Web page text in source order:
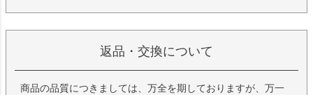
返品・交換について
商品の品質につきましては、万全を期しておりますが、万一